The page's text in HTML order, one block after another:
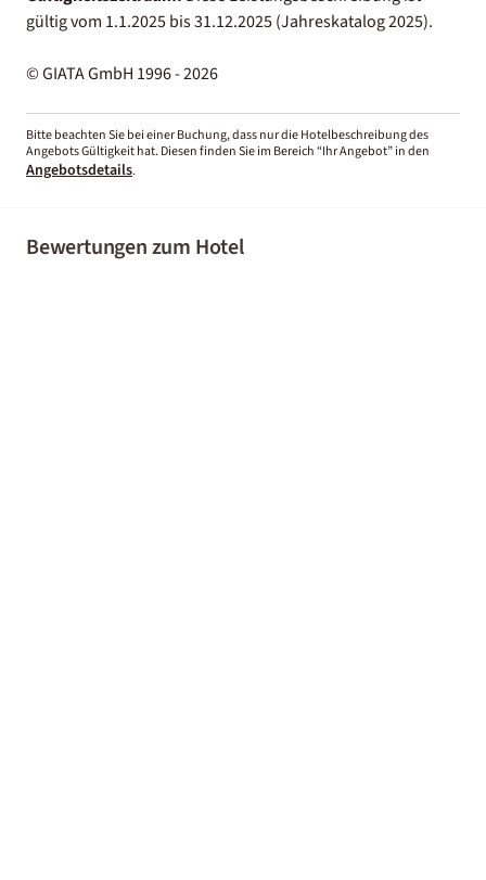
gültig vom 1.1.2025 bis 31.12.2025 (Jahreskatalog 2025).
© GIATA GmbH 1996 - 2026
Bitte beachten Sie bei einer Buchung, dass nur die Hotelbeschreibung des
Angebots Gültigkeit hat. Diesen finden Sie im Bereich “Ihr Angebot” in den
Angebotsdetails.
Bewertungen zum Hotel